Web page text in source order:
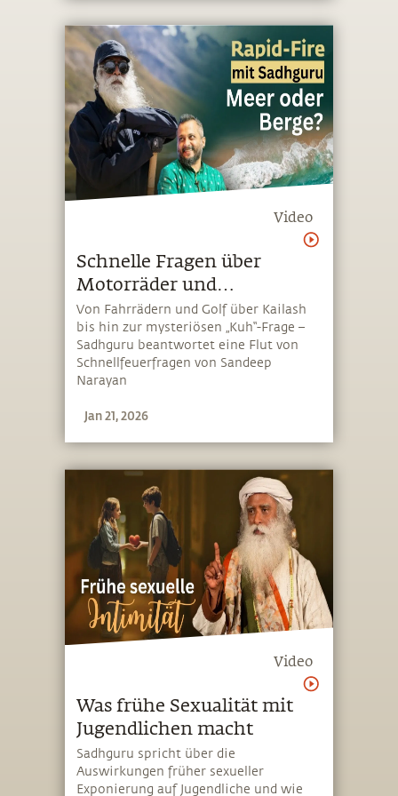
Video
Schnelle Fragen über
Motorräder und
Spiritualität
Von Fahrrädern und Golf über Kailash
bis hin zur mysteriösen „Kuh“-Frage –
Sadhguru beantwortet eine Flut von
Schnellfeuerfragen von Sandeep
Narayan
Jan 21, 2026
Video
Was frühe Sexualität mit
Jugendlichen macht
Sadhguru spricht über die
Auswirkungen früher sexueller
Exponierung auf Jugendliche und wie